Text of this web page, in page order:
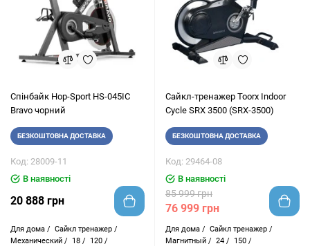
Спінбайк Hop-Sport HS-045IC
Bravo чорний
БЕЗКОШТОВНА ДОСТАВКА
Код: 28009-11
В наявності
20 888 грн
Для дома / Сайкл тренажер /
Механический /
18 / 120 /
Сайкл-тренажер Toorx Indoor
Cycle SRX 3500 (SRX-3500)
БЕЗКОШТОВНА ДОСТАВКА
Код: 29464-08
В наявності
85 999 грн
76 999 грн
Для дома / Сайкл тренажер /
Магнитный / 24 / 150 /